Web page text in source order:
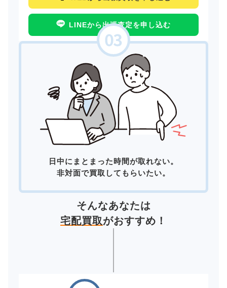
LINEから出張査定を申し込む
日中にまとまった時間が取れない。
非対面で買取してもらいたい。
そんなあなたは
宅配買取がおすすめ！